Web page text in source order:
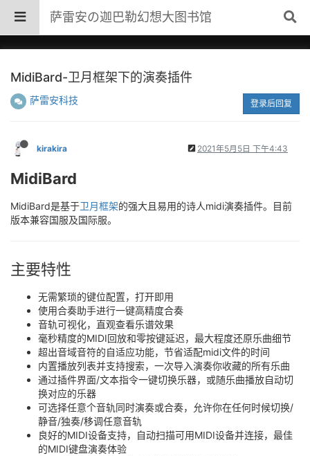
萨雷安の迦巴勒幻想大图书馆
MidiBard-卫月框架下的演奏插件
萨雷安科技 登录后回复
kirakira 2021年5月5日 下午4:43
MidiBard
MidiBard是基于卫月框架的强大且易用的诗人midi演奏插件。目前
版本兼容国服及国际服。
主要特性
无需繁琐的键位配置，打开即用
使用合奏助手进行一键高精度合奏
音轨可视化，直观查看乐谱效果
毫秒精度的MIDI回放和零按键延迟，最大程度还原乐曲细节
超出音域音符的自适应功能，节省适配midi文件的时间
内置播放列表并支持搜索，一次导入演奏你收藏的所有乐曲
通过插件界面/文本指令一键切换乐器，或随乐曲播放自动切
换对应的乐器
可选择任意个音轨同时演奏或合奏，允许你在任何时候切换/
静音/独奏/移调任意音轨
良好的MIDI设备支持，自动扫描可用MIDI设备并连接，最佳
的MIDI键盘演奏体验